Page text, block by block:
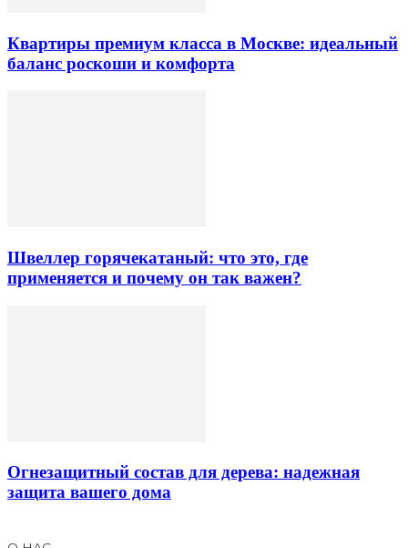
Квартиры премиум класса в Москве: идеальный
баланс роскоши и комфорта
Швеллер горячекатаный: что это, где
применяется и почему он так важен?
Огнезащитный состав для дерева: надежная
защита вашего дома